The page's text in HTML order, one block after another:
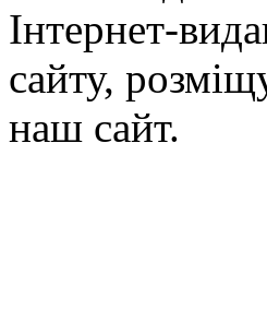
Інтернет-
сайту,
наш сайт.